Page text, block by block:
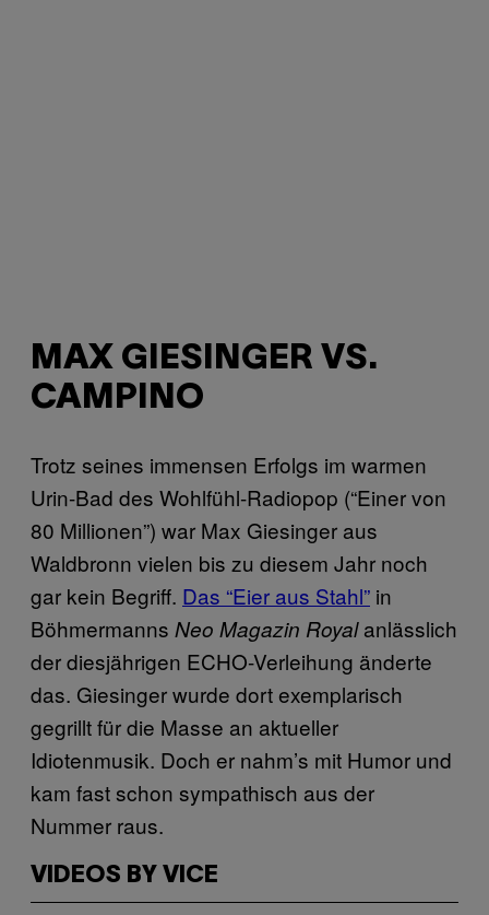
MAX GIESINGER VS.
CAMPINO
Trotz seines immensen Erfolgs im warmen
Urin-Bad des Wohlfühl-Radiopop (“Einer von
80 Millionen”) war Max Giesinger aus
Waldbronn vielen bis zu diesem Jahr noch
gar kein Begriff. Das “Eier aus Stahl” in
Böhmermanns Neo Magazin Royalanlässlich
der diesjährigen ECHO-Verleihung änderte
das. Giesinger wurde dort exemplarisch
gegrillt für die Masse an aktueller
Idiotenmusik. Doch er nahm’s mit Humor und
kam fast schon sympathisch aus der
Nummer raus.
VIDEOS BY VICE